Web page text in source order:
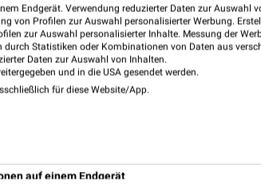
❯
Endgerät. Verwendung reduzierter Daten zur Auswahl
von Profilen zur Auswahl personalisierter Werbung.
zur Auswahl personalisierter Inhalte. Messung der
Statistiken oder Kombinationen von Daten aus
Daten zur Auswahl von Inhalten.
und in die USA gesendet werden.
für diese Website/App.
auf einem Endgerät